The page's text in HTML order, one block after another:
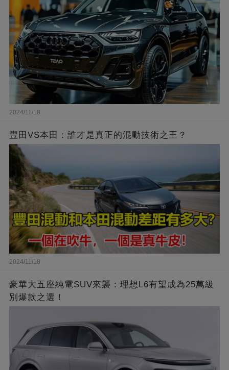
2024/11/18
豐田VS本田：誰才是真正的混動技術之王？
2024/11/18
豪華大五座純電SUV來襲：理想L6有望成為25萬級
別爆款之選！